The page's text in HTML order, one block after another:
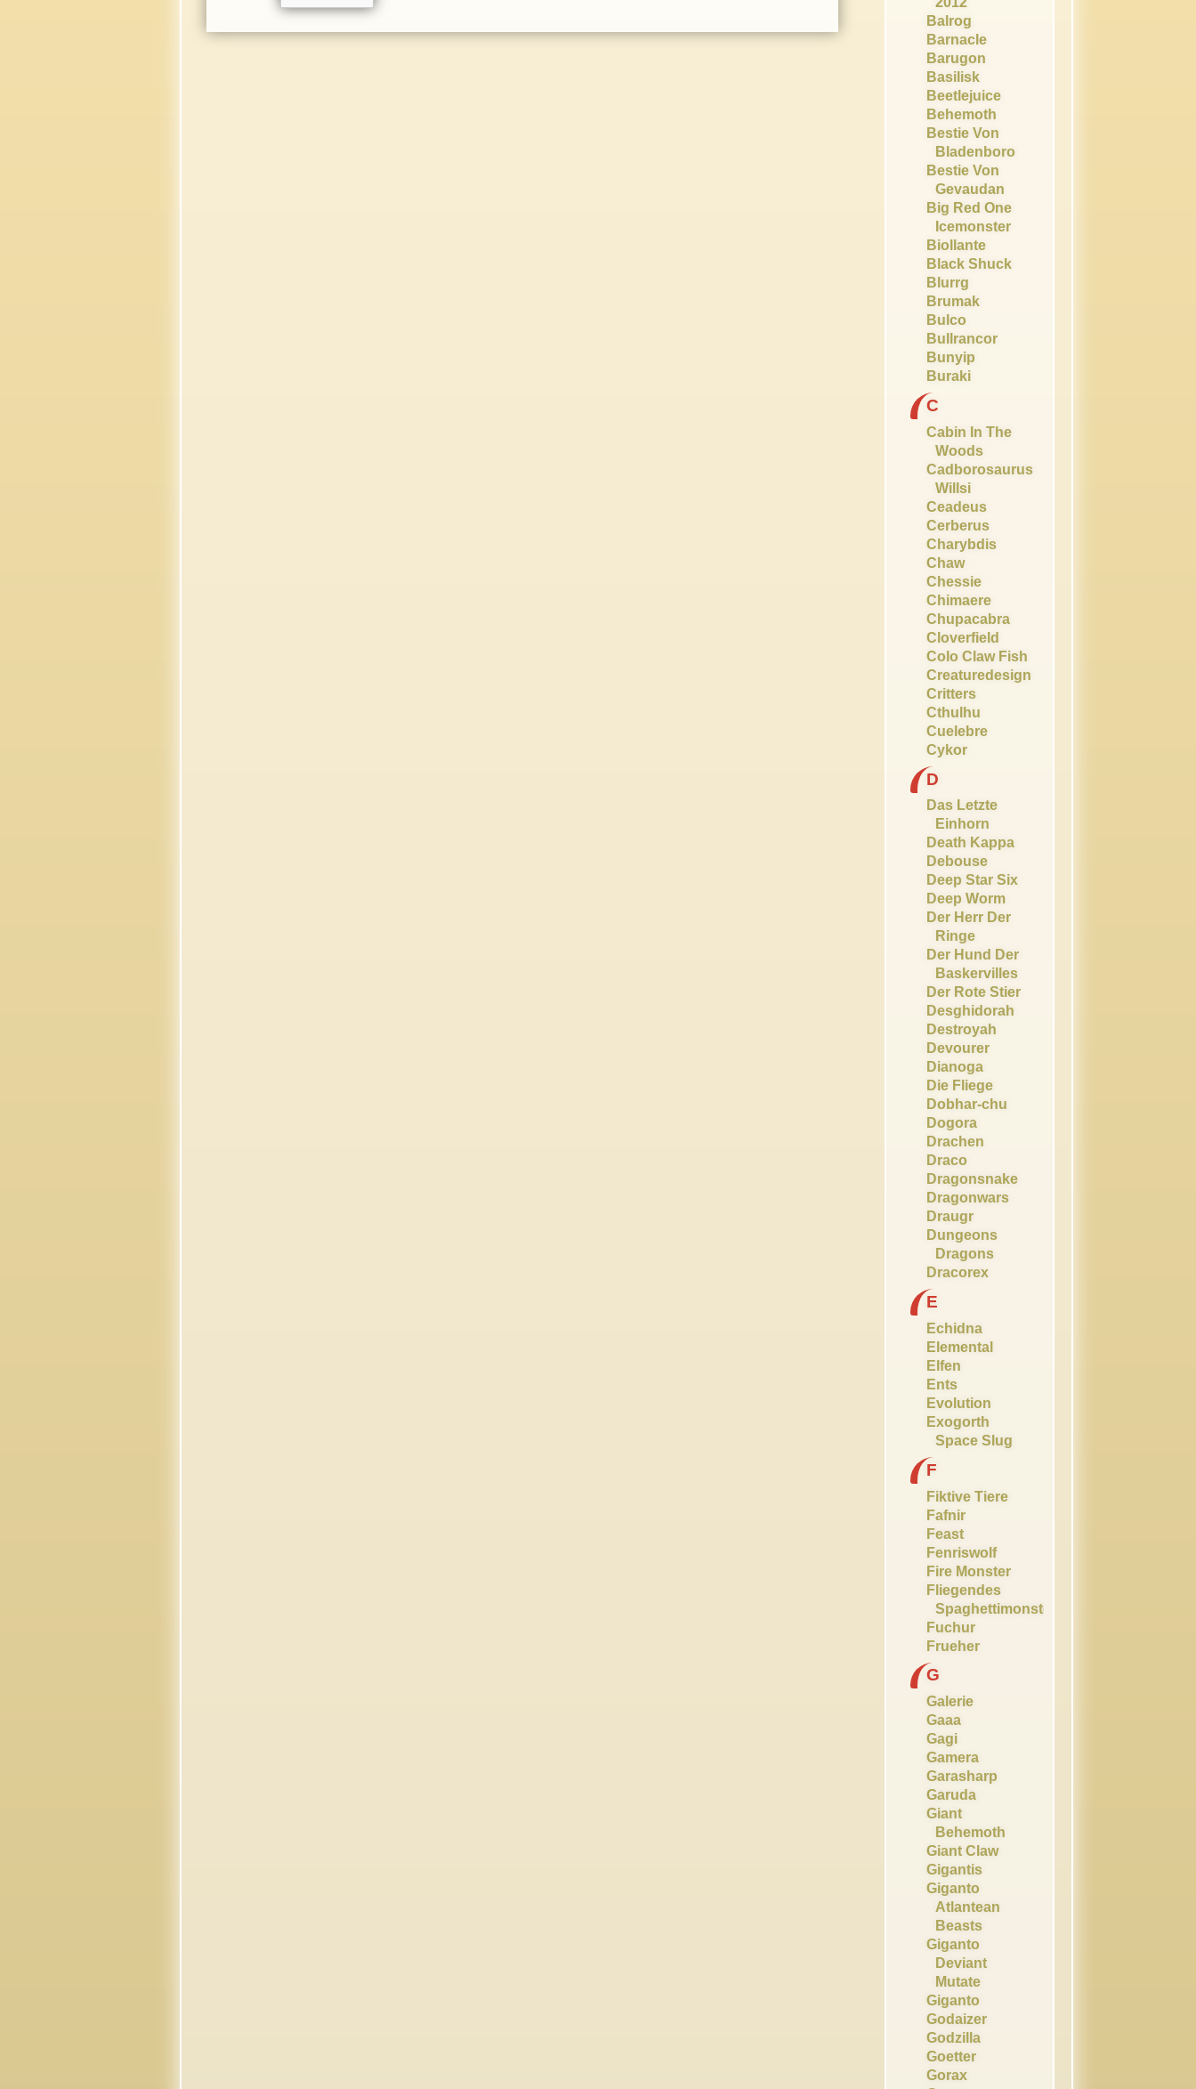
Balrog
Barnacle
Barugon
Basilisk
Beetlejuice
Behemoth
Bestie Von
Bladenboro
Bestie Von
Gevaudan
Big Red One
Icemonster
Biollante
Black Shuck
Blurrg
Brumak
Bulco
Bullrancor
Bunyip
Buraki
C
Cabin In The
Woods
Cadborosaurus
Willsi
Ceadeus
Cerberus
Charybdis
Chaw
Chessie
Chimaere
Chupacabra
Cloverfield
Colo Claw Fish
Creaturedesign
Critters
Cthulhu
Cuelebre
Cykor
D
Das Letzte
Einhorn
Death Kappa
Debouse
Deep Star Six
Deep Worm
Der Herr Der
Ringe
Der Hund Der
Baskervilles
Der Rote Stier
Desghidorah
Destroyah
Devourer
Dianoga
Die Fliege
Dobhar-chu
Dogora
Drachen
Draco
Dragonsnake
Dragonwars
Draugr
Dungeons
Dragons
Dracorex
E
Echidna
Elemental
Elfen
Ents
Evolution
Exogorth
Space Slug
F
Fiktive Tiere
Fafnir
Feast
Fenriswolf
Fire Monster
Fliegendes
Spaghettimonster
Fuchur
Frueher
G
Galerie
Gaaa
Gagi
Gamera
Garasharp
Garuda
Giant
Behemoth
Giant Claw
Gigantis
Giganto
Atlantean
Beasts
Giganto
Deviant
Mutate
Giganto
Godaizer
Godzilla
Goetter
Gorax